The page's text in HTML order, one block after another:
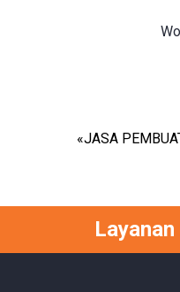
«JASA